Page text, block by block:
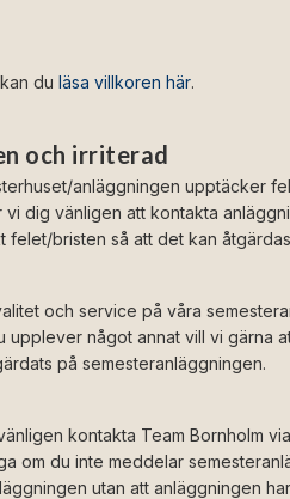
du läsa villkoren här.
och irriterad
anläggningen upptäcker
dig vänligen att kontakta
felet/bristen så att det kan
och service på våra
upplever något annat vill vi gärna
på semesteranläggningen.
kontakta Team Bornholm
om du inte meddelar
utan att anläggningen